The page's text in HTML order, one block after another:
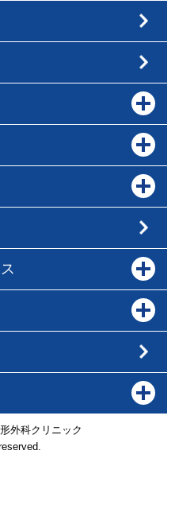
外科クリニック